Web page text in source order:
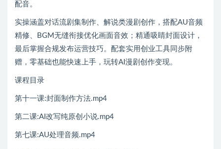
配音。
实操涵盖对话流剧集制作、解说类漫剧创作，搭配AU音频
精修、BGM无缝衔接优化画面音效；精通吸睛封面设计，
最后掌握合规发布运营技巧。配套实用创业工具同步附
赠，零基础也能快速上手，玩转AI漫剧创作变现。
课程目录
第十一课:封面制作方法.mp4
第二课:AI改写纯原创小说.mp4
第七课:AU处理音频.mp4